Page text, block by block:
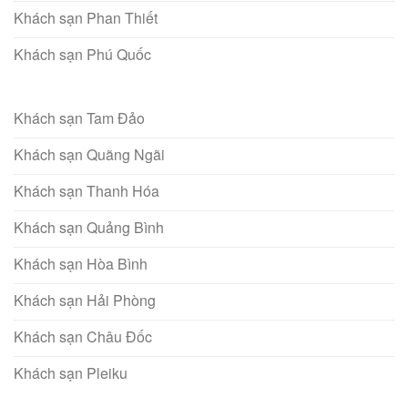
Khách sạn Phan Thiết
Khách sạn Phú Quốc
Khách sạn Tam Đảo
Khách sạn Quãng Ngãi
Khách sạn Thanh Hóa
Khách sạn Quảng Bình
Khách sạn Hòa Bình
Khách sạn Hải Phòng
Khách sạn Châu Đốc
Khách sạn Pleiku